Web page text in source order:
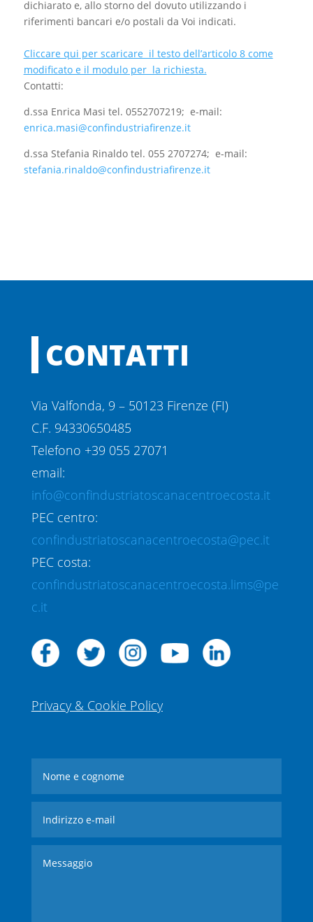
dichiarato e, allo storno del dovuto utilizzando i
riferimenti bancari e/o postali da Voi indicati.
Cliccare qui per scaricare il testo dell’articolo 8 come
modificato e il modulo per la richiesta.
Contatti:
d.ssa Enrica Masi tel. 0552707219; e-mail:
enrica.masi@confindustriafirenze.it
d.ssa Stefania Rinaldo tel. 055 2707274; e-mail:
stefania.rinaldo@confindustriafirenze.it
CONTATTI
Via Valfonda, 9 – 50123 Firenze (FI)
C.F. 94330650485
Telefono +39 055 27071
email:
info@confindustriatoscanacentroecosta.it
PEC centro:
confindustriatoscanacentroecosta@pec.it
PEC costa:
confindustriatoscanacentroecosta.lims@pe
c.it
Privacy & Cookie Policy